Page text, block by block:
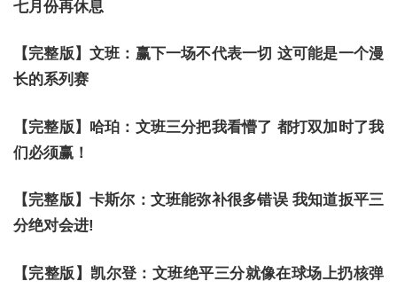
七月份再休息
【完整版】文班：赢下一场不代表一切 这可能是一个漫
长的系列赛
【完整版】哈珀：文班三分把我看懵了 都打双加时了我
们必须赢！
【完整版】卡斯尔：文班能弥补很多错误 我知道扳平三
分绝对会进!
【完整版】凯尔登：文班绝平三分就像在球场上扔核弹